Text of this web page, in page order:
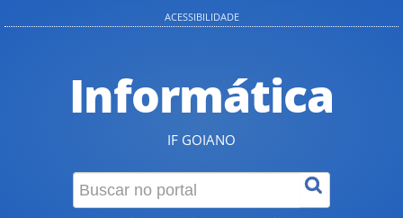
ACESSIBILIDADE
Informática
IF GOIANO